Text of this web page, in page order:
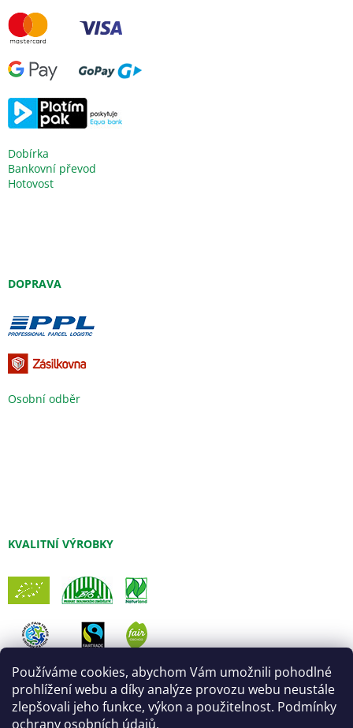
Používáme cookies, abychom Vám umožnili pohodlné
prohlížení webu a díky analýze provozu webu neustále
zlepšovali jeho funkce, výkon a použitelnost. Podmínky
ochrany osobních údajů.
Dobírka
Bankovní převod
Hotovost
DOPRAVA
Osobní odběr
KVALITNÍ VÝROBKY